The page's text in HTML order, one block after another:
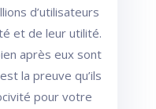
d’utilisateurs
et de leur utilité.
après eux sont
la preuve qu’ils
pour votre